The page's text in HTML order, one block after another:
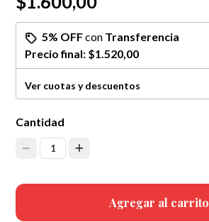
5% OFFcon Transferencia
Precio final: $1.520,00
Ver cuotas y descuentos
Cantidad
1
Agregar al carrito